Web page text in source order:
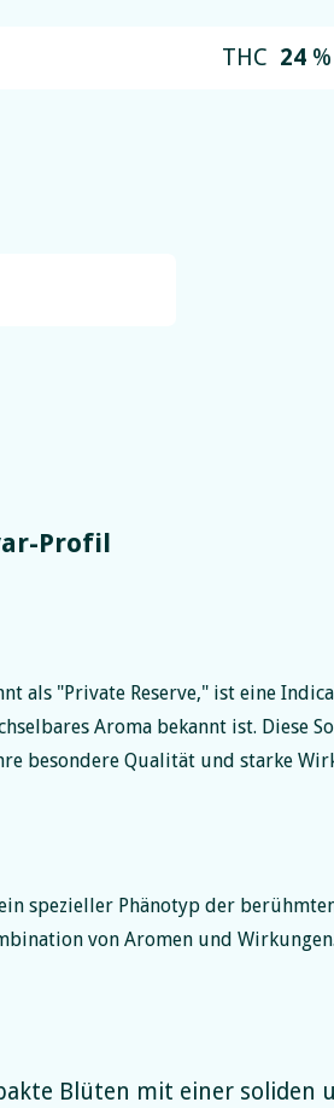
THC 24 %
Profil
als "Private Reserve," ist eine
Aroma bekannt ist. Diese
besondere Qualität und starke
spezieller Phänotyp der
von Aromen und Wirkungen.
Blüten mit einer soliden